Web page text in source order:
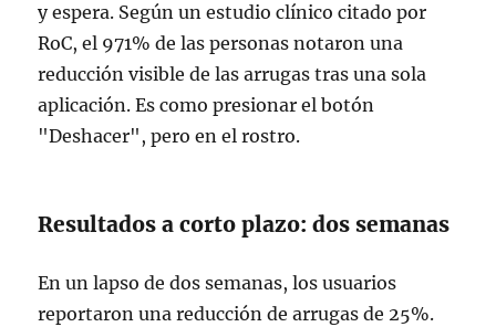
y espera. Según un estudio clínico citado por
RoC, el 971% de las personas notaron una
reducción visible de las arrugas tras una sola
aplicación. Es como presionar el botón
"Deshacer", pero en el rostro.
Resultados a corto plazo: dos semanas
En un lapso de dos semanas, los usuarios
reportaron una reducción de arrugas de 25%.